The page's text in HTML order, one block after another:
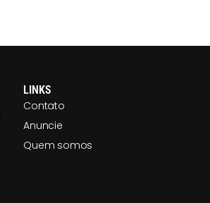
LINKS
Contato
Anuncie
Quem somos